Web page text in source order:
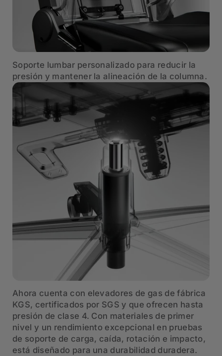
Soporte lumbar personalizado para reducir la
presión y mantener la alineación de la columna.
Ahora cuenta con elevadores de gas de fábrica
KGS, certificados por SGS y que ofrecen hasta
presión de clase 4. Con materiales de primer
nivel y un rendimiento excepcional en pruebas
de soporte de carga, caída, rotación e impacto,
está diseñado para una durabilidad duradera.